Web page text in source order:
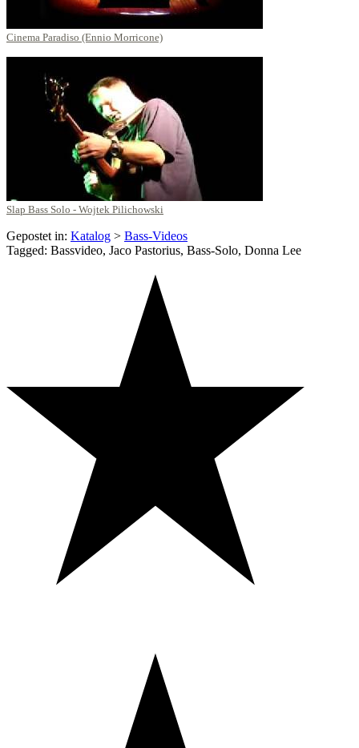
Cinema Paradiso (Ennio Morricone)
Slap Bass Solo - Wojtek Pilichowski
Gepostet in: Katalog > Bass-Videos
Tagged: Bassvideo, Jaco Pastorius, Bass-Solo, Donna Lee